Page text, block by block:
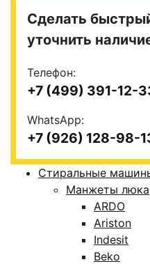
Сделать
уточнить
Телефон:
+7 (499) 391-12-
WhatsApp:
+7 (926) 128-98-
Стиральные
Манжеты люка,
ARDO
Ariston
Indesit
Beko